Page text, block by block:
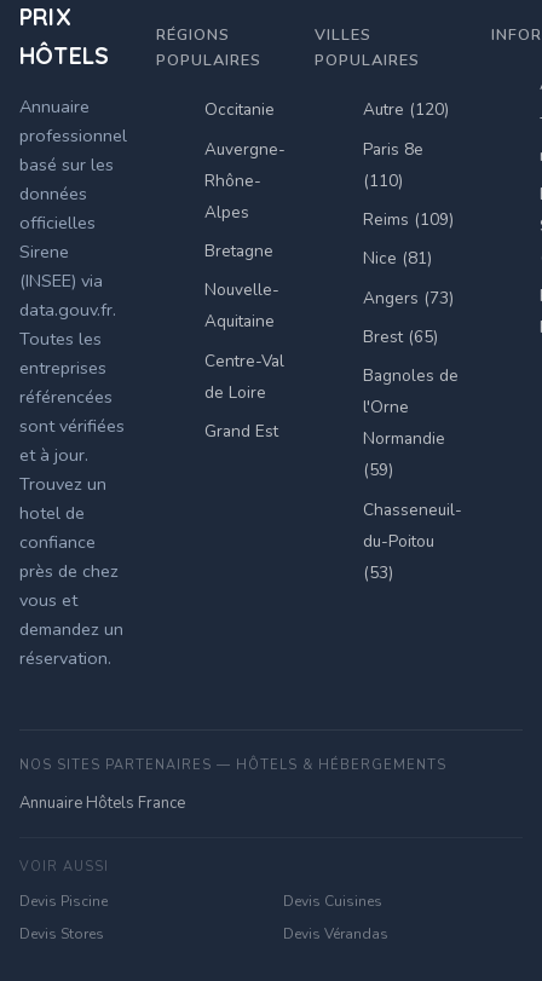
PRIX
HÔTELS
Annuaire
professionnel
basé sur les
données
officielles
Sirene
(INSEE) via
data.gouv.fr.
Toutes les
entreprises
référencées
sont vérifiées
et à jour.
Trouvez un
hotel de
confiance
près de chez
vous et
demandez un
réservation.
RÉGIONS
POPULAIRES
Occitanie
Auvergne-
Rhône-
Alpes
Bretagne
Nouvelle-
Aquitaine
Centre-Val
de Loire
Grand Est
VILLES
POPULAIRES
Autre (120)
Paris 8e
(110)
Reims (109)
Nice (81)
Angers (73)
Brest (65)
Bagnoles de
l'Orne
Normandie
(59)
Chasseneuil-
du-Poitou
(53)
NOS SITES PARTENAIRES — HÔTELS & HÉBERGEMENTS
Annuaire Hôtels France
VOIR AUSSI
Devis Piscine
Devis Cuisines
Devis Stores
Devis Vérandas